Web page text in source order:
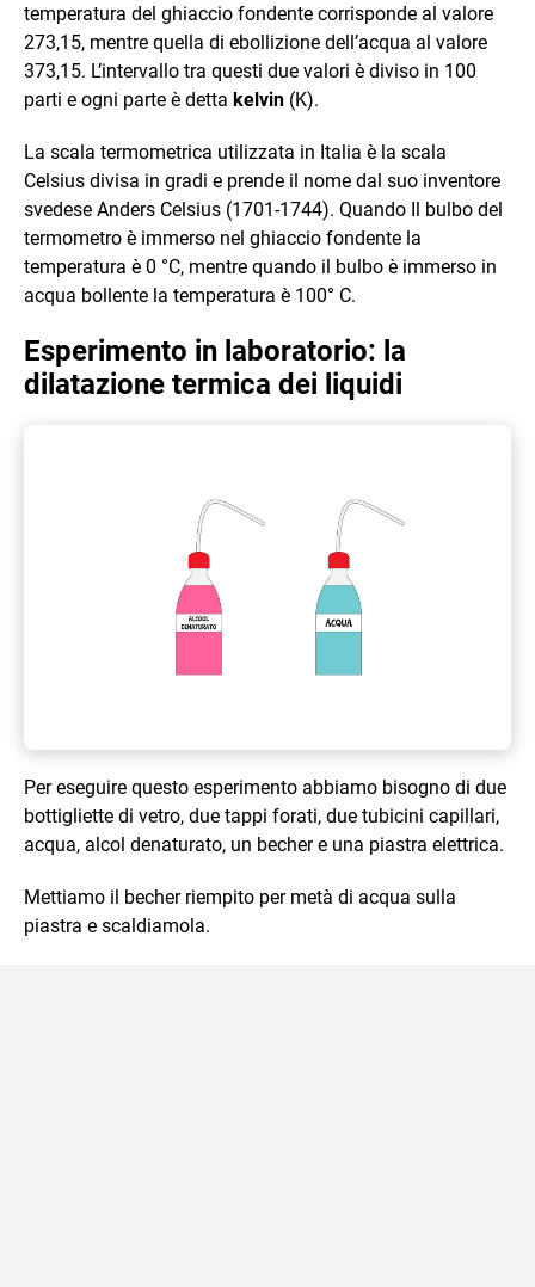
temperatura del ghiaccio fondente corrisponde al valore
273,15, mentre quella di ebollizione dell’acqua al valore
373,15. L’intervallo tra questi due valori è diviso in 100
parti e ogni parte è detta kelvin (K).
La scala termometrica utilizzata in Italia è la scala
Celsius divisa in gradi e prende il nome dal suo inventore
svedese Anders Celsius (1701-1744). Quando Il bulbo del
termometro è immerso nel ghiaccio fondente la
temperatura è 0 °C, mentre quando il bulbo è immerso in
acqua bollente la temperatura è 100° C.
Esperimento in laboratorio: la
dilatazione termica dei liquidi
Per eseguire questo esperimento abbiamo bisogno di due
bottigliette di vetro, due tappi forati, due tubicini capillari,
acqua, alcol denaturato, un becher e una piastra elettrica.
Mettiamo il becher riempito per metà di acqua sulla
piastra e scaldiamola.